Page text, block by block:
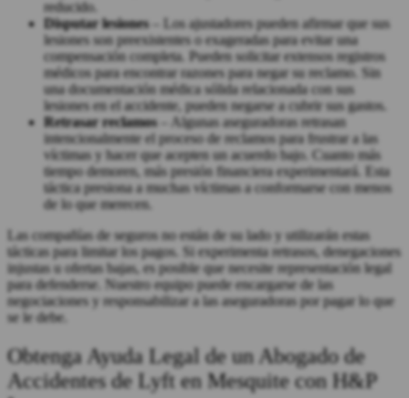
reducido.
Disputar lesiones– Los ajustadores pueden afirmar que sus
lesiones son preexistentes o exageradas para evitar una
compensación completa. Pueden solicitar extensos registros
médicos para encontrar razones para negar su reclamo. Sin
una documentación médica sólida relacionada con sus
lesiones en el accidente, pueden negarse a cubrir sus gastos.
Retrasar reclamos
– Algunas aseguradoras retrasan
intencionalmente el proceso de reclamos para frustrar a las
víctimas y hacer que acepten un acuerdo bajo. Cuanto más
tiempo demoren, más presión financiera experimentará. Esta
táctica presiona a muchas víctimas a conformarse con menos
de lo que merecen.
Las compañías de seguros no están de su lado y utilizarán estas
tácticas para limitar los pagos. Si experimenta retrasos, denegaciones
injustas u ofertas bajas, es posible que necesite representación legal
para defenderse. Nuestro equipo puede encargarse de las
negociaciones y responsabilizar a las aseguradoras por pagar lo que
se le debe.
Obtenga Ayuda Legal de un Abogado de
Accidentes de Lyft en Mesquite con H&P